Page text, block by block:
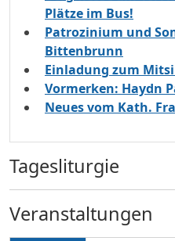
Plätze im Bus!
Patrozinium und
Bittenbrunn
Einladung zum
Vormerken: Haydn
Neues vom Kath.
Tagesliturgie
Veranstaltungen